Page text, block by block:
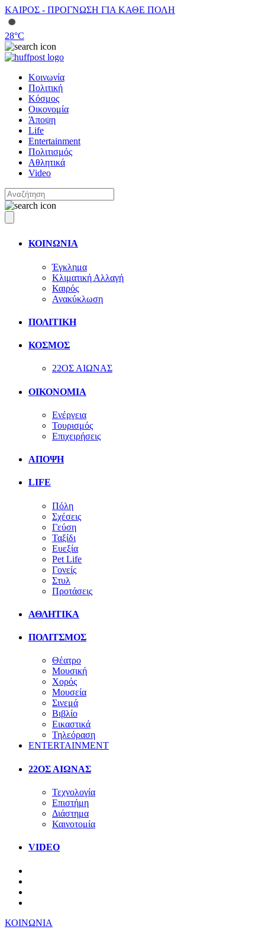
ΚΑΙΡΟΣ - ΠΡΟΓΝΩΣΗ ΓΙΑ ΚΑΘΕ ΠΟΛΗ
28°C
Κοινωνία
Πολιτική
Κόσμος
Οικονομία
Άποψη
Life
Entertainment
Πολιτισμός
Αθλητικά
Video
ΚΟΙΝΩΝΙΑ
Έγκλημα
Κλιματική Αλλαγή
Καιρός
Ανακύκλωση
ΠΟΛΙΤΙΚΗ
ΚΟΣΜΟΣ
22ΟΣ ΑΙΩΝΑΣ
ΟΙΚΟΝΟΜΙΑ
Ενέργεια
Τουρισμός
Επιχειρήσεις
ΑΠΟΨΗ
LIFE
Πόλη
Σχέσεις
Γεύση
Ταξίδι
Ευεξία
Pet Life
Γονείς
Στυλ
Προτάσεις
ΑΘΛΗΤΙΚΑ
ΠΟΛΙΤΣΜΟΣ
Θέατρο
Μουσική
Χορός
Μουσεία
Σινεμά
Βιβλίο
Εικαστικά
Τηλεόραση
ENTERTAINMENT
22ΟΣ ΑΙΩΝΑΣ
Τεχνολογία
Επιστήμη
Διάστημα
Καινοτομία
VIDEO
ΚΟΙΝΩΝΙΑ